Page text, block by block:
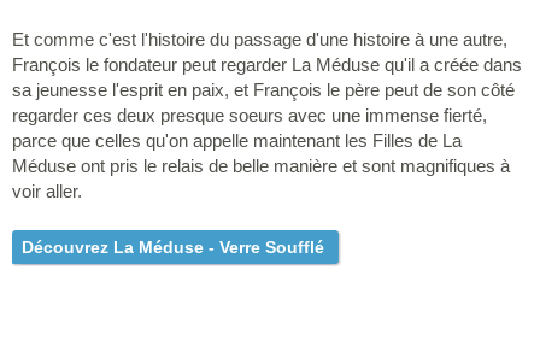
Et comme c'est l'histoire du passage d'une histoire à une autre,
François le fondateur peut regarder La Méduse qu'il a créée dans
sa jeunesse l'esprit en paix, et François le père peut de son côté
regarder ces deux presque soeurs avec une immense fierté,
parce que celles qu'on appelle maintenant les Filles de La
Méduse ont pris le relais de belle manière et sont magnifiques à
voir aller.
Découvrez La Méduse - Verre Soufflé